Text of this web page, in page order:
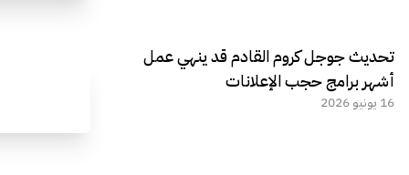
تحديث جوجل كروم القادم قد ينهي عمل
أشهر برامج حجب الإعلانات
16 يونيو 2026